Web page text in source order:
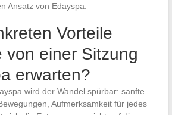
Ansatz von Edayspa.
Vorteile
von einer Sitzung
erwarten?
wird der Wandel spürbar: sanfte
Aufmerksamkeit für jedes